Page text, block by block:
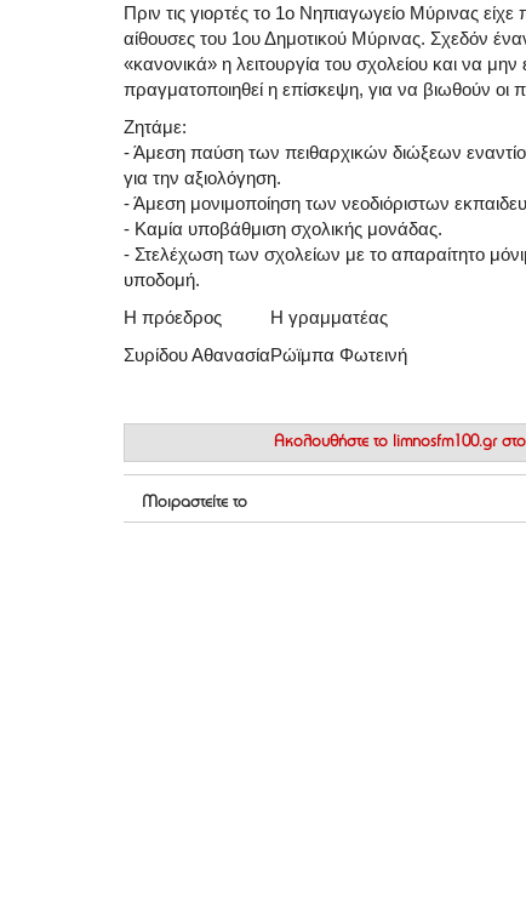
Πριν τις γιορτές το 1ο Νηπιαγωγείο Μύρινας
αίθουσες του 1ου Δημοτικού Μύρινας. Σχεδόν
«κανονικά» η λειτουργία του σχολείου και να
πραγματοποιηθεί η επίσκεψη, για να βιωθούν οι
Ζητάμε:
- Άμεση παύση των πειθαρχικών διώξεων
για την αξιολόγηση.
- Άμεση μονιμοποίηση των νεοδιόριστων
- Καμία υποβάθμιση σχολικής μονάδας.
- Στελέχωση των σχολείων με το απαραίτητο
υποδομή.
Η πρόεδρος
Συρίδου Αθανασία
Η γραμματέας
Ρώϊμπα Φωτεινή
Ακολουθήστε το limnosfm100.gr
Μοιραστείτε το